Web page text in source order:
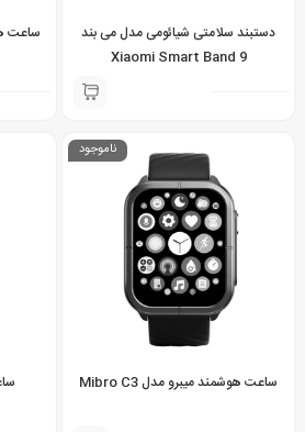
دستبند سلامتی شیائومی مدل می بند
Xiaomi Smart Band 9
ناموجود
ساعت هوشمند میبرو مدل Mibro C3